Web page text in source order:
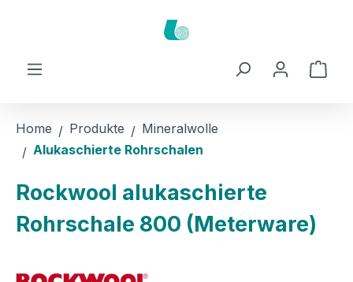
Home Produkte
Mineralwolle
Alukaschierte Rohrschalen
Rockwool alukaschierte
Rohrschale 800 (Meterware)